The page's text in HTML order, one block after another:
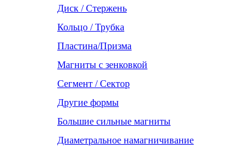
Диск / Стержень
Кольцо / Трубка
Пластина/Призма
Магниты с зенковкой
Сегмент / Сектор
Другие формы
Большие сильные магниты
Диаметральное намагничивание